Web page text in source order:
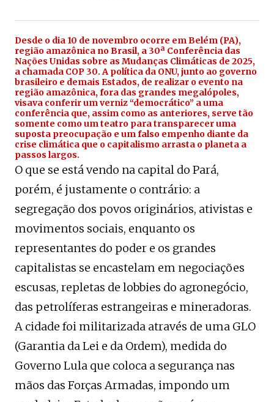
Desde o dia 10 de novembro ocorre em Belém (PA),
região amazônica no Brasil, a 30ª Conferência das
Nações Unidas sobre as Mudanças Climáticas de 2025,
a chamada COP 30. A política da ONU, junto ao governo
brasileiro e demais Estados, de realizar o evento na
região amazônica, fora das grandes megalópoles,
visava conferir um verniz “democrático” a uma
conferência que, assim como as anteriores, serve tão
somente como um teatro para transparecer uma
suposta preocupação e um falso empenho diante da
crise climática que o capitalismo arrasta o planeta a
passos largos.
O que se está vendo na capital do Pará,
porém, é justamente o contrário: a
segregação dos povos originários, ativistas e
movimentos sociais, enquanto os
representantes do poder e os grandes
capitalistas se encastelam em negociações
escusas, repletas de lobbies do agronegócio,
das petrolíferas estrangeiras e mineradoras.
A cidade foi militarizada através de uma GLO
(Garantia da Lei e da Ordem), medida do
Governo Lula que coloca a segurança nas
mãos das Forças Armadas, impondo um